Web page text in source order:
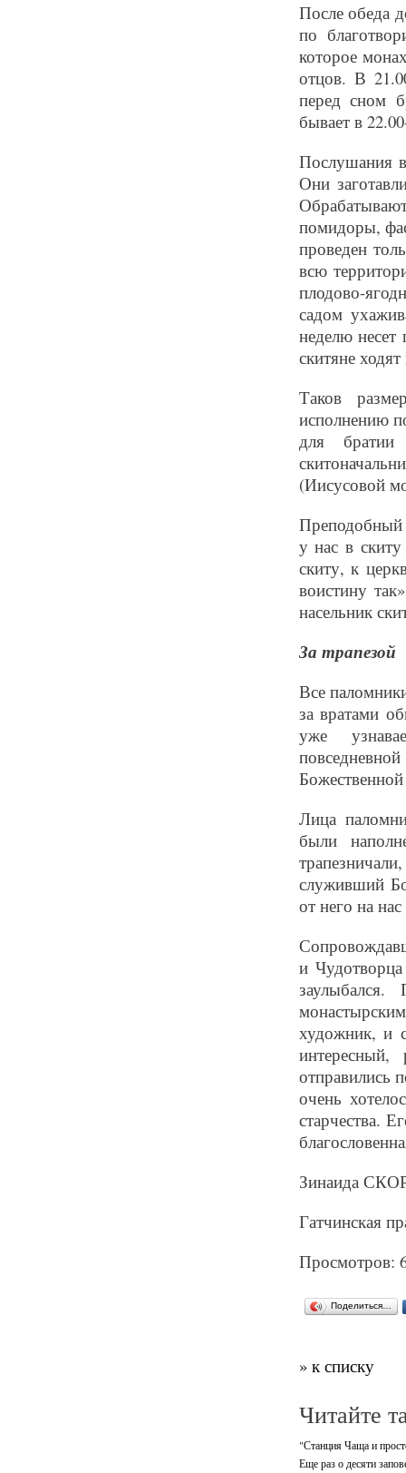
После обеда
по
которое
отцов. В
перед сном
бывает в
Послушания в
Они
помидоры,
проведен
всю
плодово-
садом
неделю несет
скитяне
Таков
исполнению
для братии
(Иисусовой
Преподобный
у нас в
скиту, к
воистину
насельник
За трапезой
Все
за вратами
уже
Лица
были
служивший
от него на
и
художник, и
отправились
очень
старчества.
Зинаида
Гатчинская
Просмотров:
Поделиться…
» к списку
Читайте
"Станция Чаща и
Еще раз о десяти